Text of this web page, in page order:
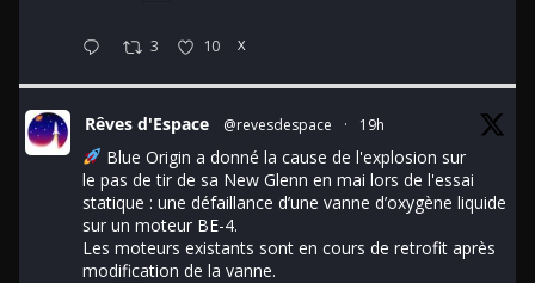
3 10 X
Rêves d'Espace @revesdespace · 19h
Blue Origin a donné la cause de l'explosion sur
le pas de tir de sa New Glenn en mai lors de l'essai
statique : une défaillance d’une vanne d’oxygène liquide
sur un moteur BE-4.
Les moteurs existants sont en cours de retrofit après
modification de la vanne.